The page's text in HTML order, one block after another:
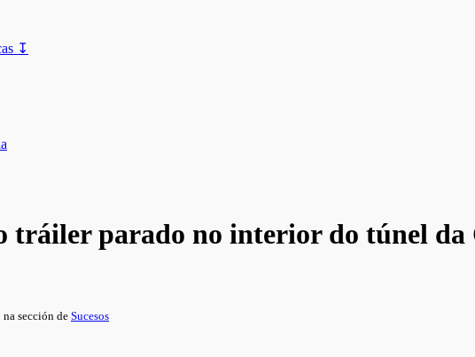
↧
tráiler parado no interior do túnel da
sección de Sucesos